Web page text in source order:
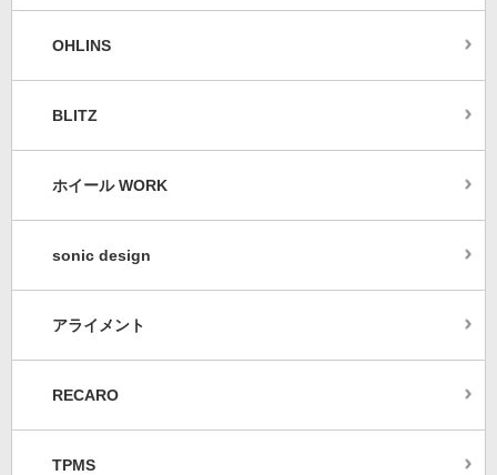
OHLINS
BLITZ
ホイール WORK
sonic design
アライメント
RECARO
TPMS